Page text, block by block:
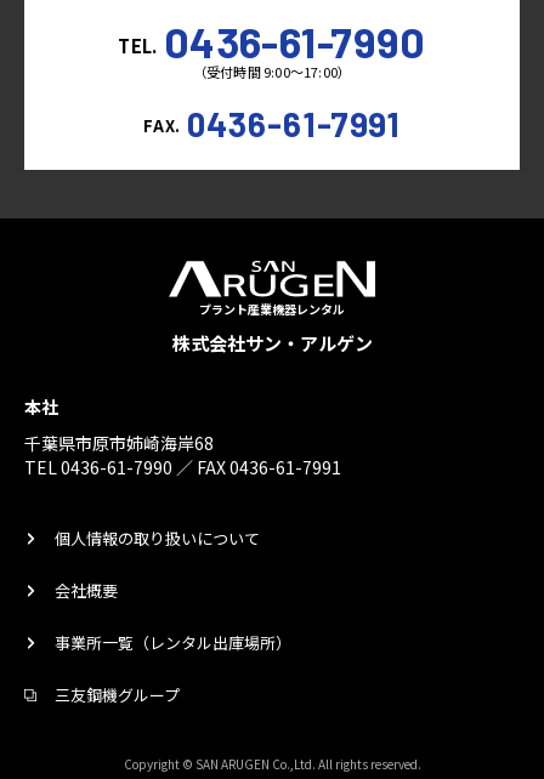
TEL. 0436-61-7990
（受付時間 9:00～17:00）
FAX. 0436-61-7991
プラント産業機器レンタル
株式会社サン・アルゲン
本社
千葉県市原市姉崎海岸68
TEL 0436-61-7990 ／ FAX 0436-61-7991
個人情報の取り扱いについて
会社概要
事業所一覧（レンタル出庫場所）
三友鋼機グループ
Copyright © SAN ARUGEN Co.,Ltd. All rights reserved.